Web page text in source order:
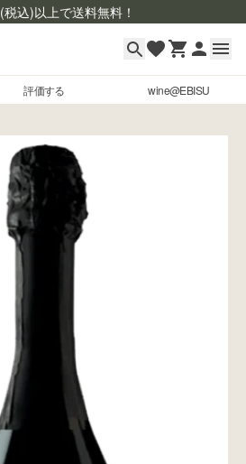
(税込)以上で送料無料！
評価する wine@EBISU
wine@とは